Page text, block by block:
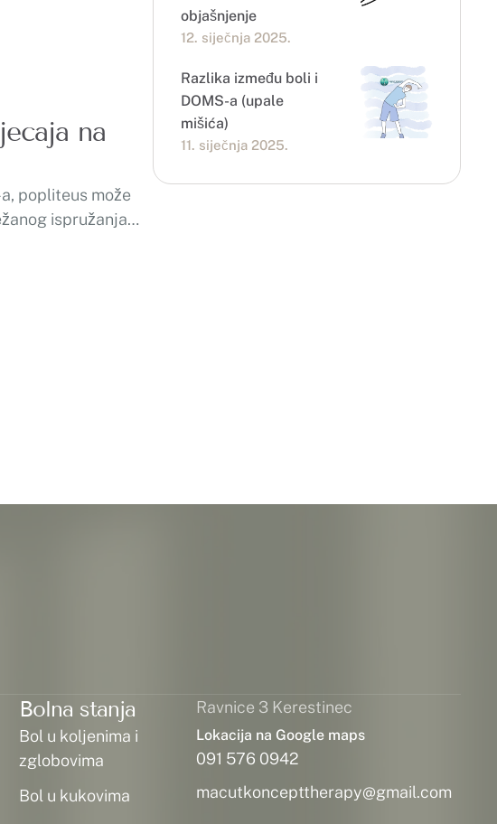
na
popliteus može
ispružanja
objašnjenje
12. siječnja 2025.
Razlika između boli i
DOMS-a (upale
mišića)
11. siječnja 2025.
Bolna stanja
Bol u koljenima i
zglobovima
Bol u kukovima
Ravnice 3 Kerestinec
Lokacija na Google maps
091 576 0942
macutkoncepttherapy@gmail.com